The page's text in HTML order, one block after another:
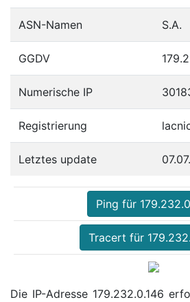
ASN-Namen S.A.
GGDV
Numerische IP
Registrierung
Letztes update
Ping für
Tracert für
Die IP-Adresse 179.232.0.146